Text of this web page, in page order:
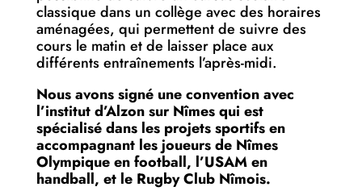
classique dans un collège avec des horaires
aménagées, qui permettent de suivre des
cours le matin et de laisser place aux
différents entraînements l’après-midi.
Nous avons signé une convention avec
l’institut d’Alzon sur Nîmes qui est
spécialisé dans les projets sportifs en
accompagnant les joueurs de Nîmes
Olympique en football, l’USAM en
handball, et le Rugby Club Nîmois.